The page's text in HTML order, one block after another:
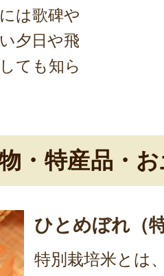
は歌碑や
夕日や飛
ても知ら
・特産品・
ひとめぼれ（
特別栽培米とは